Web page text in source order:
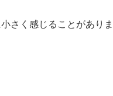
さく感じることがありま